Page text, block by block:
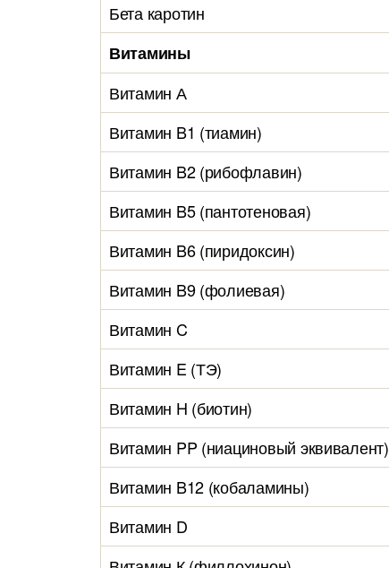
Бета каротин
Витамины
Витамин А
Витамин B1 (тиамин)
Витамин B2 (рибофлавин)
Витамин B5 (пантотеновая)
Витамин B6 (пиридоксин)
Витамин B9 (фолиевая)
Витамин C
Витамин E (ТЭ)
Витамин H (биотин)
Витамин PP (ниациновый эквивалент)
Витамин B12 (кобаламины)
Витамин D